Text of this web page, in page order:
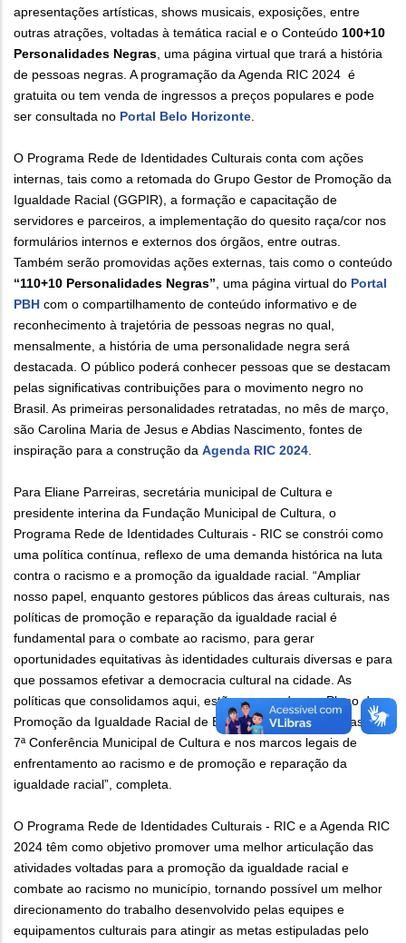
apresentações artísticas, shows musicais, exposições, entre
outras atrações, voltadas à temática racial e o Conteúdo 100+10
Personalidades Negras, uma página virtual que trará a história
de pessoas negras. A programação da Agenda RIC 2024 é
gratuita ou tem venda de ingressos a preços populares e pode
ser consultada no Portal Belo Horizonte.
O Programa Rede de Identidades Culturais conta com ações
internas, tais como a retomada do Grupo Gestor de Promoção da
Igualdade Racial (GGPIR), a formação e capacitação de
servidores e parceiros, a implementação do quesito raça/cor nos
formulários internos e externos dos órgãos, entre outras.
Também serão promovidas ações externas, tais como o conteúdo
“110+10 Personalidades Negras”, uma página virtual do Portal
PBH com o compartilhamento de conteúdo informativo e de
reconhecimento à trajetória de pessoas negras no qual,
mensalmente, a história de uma personalidade negra será
destacada. O público poderá conhecer pessoas que se destacam
pelas significativas contribuições para o movimento negro no
Brasil. As primeiras personalidades retratadas, no mês de março,
são Carolina Maria de Jesus e Abdias Nascimento, fontes de
inspiração para a construção da Agenda RIC 2024.
Para Eliane Parreiras, secretária municipal de Cultura e
presidente interina da Fundação Municipal de Cultura, o
Programa Rede de Identidades Culturais - RIC se constrói como
uma política contínua, reflexo de uma demanda histórica na luta
contra o racismo e a promoção da igualdade racial. “Ampliar
nosso papel, enquanto gestores públicos das áreas culturais, nas
políticas de promoção e reparação da igualdade racial é
fundamental para o combate ao racismo, para gerar
oportunidades equitativas às identidades culturais diversas e para
que possamos efetivar a democracia cultural na cidade. As
políticas que consolidamos aqui, estão amparados no Plano de
Promoção da Igualdade Racial de Belo Horizonte, nas metas da
7ª Conferência Municipal de Cultura e nos marcos legais de
enfrentamento ao racismo e de promoção e reparação da
igualdade racial”, completa.
O Programa Rede de Identidades Culturais - RIC e a Agenda RIC
2024 têm como objetivo promover uma melhor articulação das
atividades voltadas para a promoção da igualdade racial e
combate ao racismo no município, tornando possível um melhor
direcionamento do trabalho desenvolvido pelas equipes e
equipamentos culturais para atingir as metas estipuladas pelo